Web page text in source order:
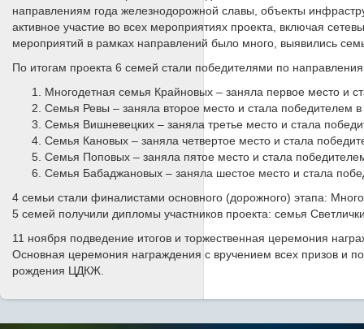
направлениям года железнодорожной славы, объекты
активное участие во всех мероприятиях проекта, включая
мероприятий в рамках направлений было много, выявились
По итогам проекта 6 семей стали победителями по
Многодетная семья Крайновых – заняла первое место и
Семья Ревы – заняла второе место и стала победителем
Семья Вишневецких – заняла третье место и стала
Семья Кановых – заняла четвертое место и стала
Семья Поповых – заняла пятое место и стала
Семья Бабаджановых – заняла шестое место и стала
4 семьи стали финалистами основного (дорожного) этапа:
5 семей получили дипломы участников проекта: семья
11 ноября подведение итогов и торжественная церемония
Основная церемония награждения с вручением всех призов и
рождения ЦДКЖ.